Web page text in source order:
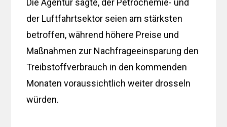
der Luftfahrtsektor seien am stärksten
betroffen, während höhere Preise und
Maßnahmen zur Nachfrageeinsparung den
Treibstoffverbrauch in den kommenden
Monaten voraussichtlich weiter drosseln
würden.